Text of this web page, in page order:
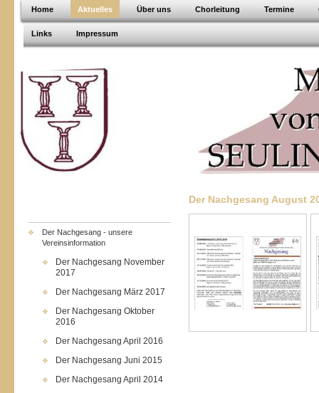
Home Aktuelles Über uns Chorleitung Termine
Links Impressum
Der Nachgesang - unsere
Vereinsinformation
Der Nachgesang November
2017
Der Nachgesang März 2017
Der Nachgesang Oktober
2016
Der Nachgesang April 2016
Der Nachgesang Juni 2015
Der Nachgesang April 2014
Der Nachgesang August